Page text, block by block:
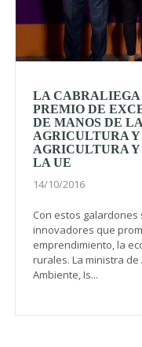
LA CABRALIEGA
PREMIO DE
DE MANOS DE
AGRICULTURA
AGRICULTURA
LA UE
14/10/2016
Con estos
innovadores que
emprendimiento, la
rurales. La ministra
Ambiente, Is...